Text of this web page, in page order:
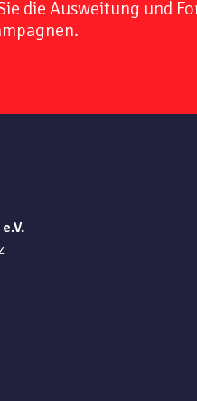
die Ausweitung und